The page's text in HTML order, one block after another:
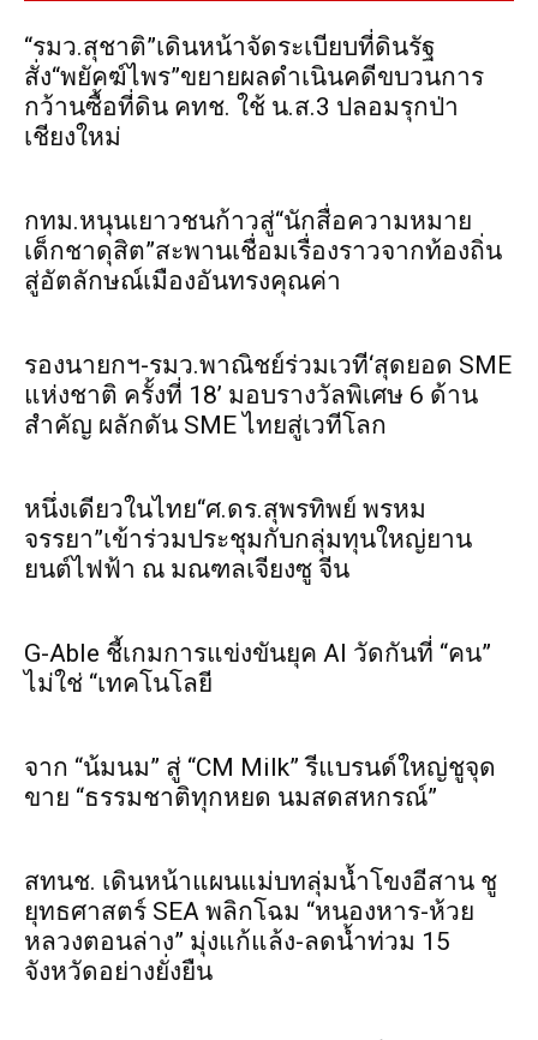
“รมว.สุชาติ”เดินหน้าจัดระเบียบที่ดินรัฐ
สั่ง“พยัคฆ์ไพร”ขยายผลดำเนินคดีขบวนการ
กว้านซื้อที่ดิน คทช. ใช้ น.ส.3 ปลอมรุกป่า
เชียงใหม่
กทม.หนุนเยาวชนก้าวสู่“นักสื่อความหมาย
เด็กชาดุสิต”สะพานเชื่อมเรื่องราวจากท้องถิ่น
สู่อัตลักษณ์เมืองอันทรงคุณค่า
รองนายกฯ-รมว.พาณิชย์ร่วมเวที‘สุดยอด SME
แห่งชาติ ครั้งที่ 18’ มอบรางวัลพิเศษ 6 ด้าน
สำคัญ ผลักดัน SME ไทยสู่เวทีโลก
หนึ่งเดียวในไทย“ศ.ดร.สุพรทิพย์ พรหม
จรรยา”เข้าร่วมประชุมกับกลุ่มทุนใหญ่ยาน
ยนต์ไฟฟ้า ณ มณฑลเจียงซู จีน
G-Able ชี้เกมการแข่งขันยุค AI วัดกันที่ “คน”
ไม่ใช่ “เทคโนโลยี
จาก “น้มนม” สู่ “CM Milk” รีแบรนด์ใหญ่ชูจุด
ขาย “ธรรมชาติทุกหยด นมสดสหกรณ์”
สทนช. เดินหน้าแผนแม่บทลุ่มน้ำโขงอีสาน ชู
ยุทธศาสตร์ SEA พลิกโฉม “หนองหาร-ห้วย
หลวงตอนล่าง” มุ่งแก้แล้ง-ลดน้ำท่วม 15
จังหวัดอย่างยั่งยืน